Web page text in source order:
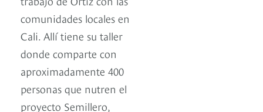
comunidades locales en
Cali. Allí tiene su taller
donde comparte con
aproximadamente 400
personas que nutren el
proyecto Semillero,